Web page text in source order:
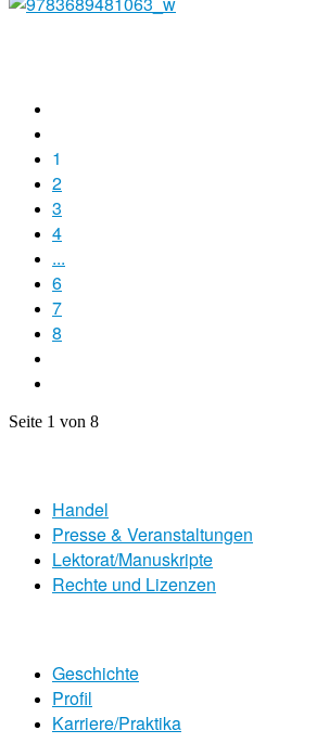
1
2
3
4
...
6
7
8
Seite 1 von 8
Handel
Presse & Veranstaltungen
Lektorat/Manuskripte
Rechte und Lizenzen
Geschichte
Profil
Karriere/Praktika